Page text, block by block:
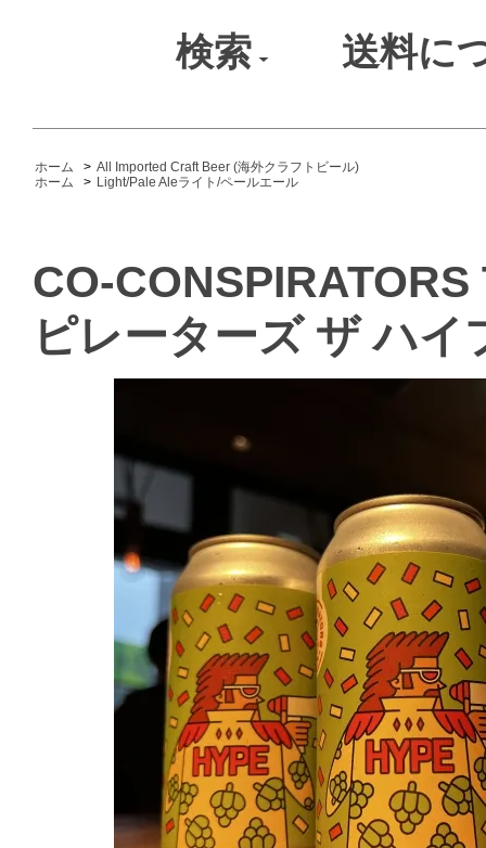
検索 送料に
ホーム > All Imported Craft Beer (海外クラフトビール)
ホーム
> Light/Pale Aleライト/ペールエール
CO-
ピレーターズ ザ ハイ